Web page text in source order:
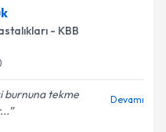
randevu takvimi talebi
randevu almanız için bir
ile bilgilendireceğiz.
- KBB
burnuna tekme
Devamı